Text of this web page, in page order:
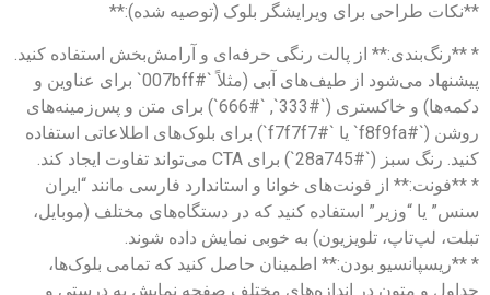
**نکات طراحی برای ویرایشگر بلوک (توصیه شده):**
* **رنگ‌بندی:** از پالت رنگی حرفه‌ای و آرامش‌بخش استفاده کنید.
پیشنهاد می‌شود از طیف‌های آبی (مثلاً `#007bff` برای عناوین و
دکمه‌ها) و خاکستری (`#333`, `#666`) برای متن و پس‌زمینه‌های
روشن (`#f8f9fa` یا `#f7f7f7`) برای بلوک‌های اطلاعاتی استفاده
کنید. رنگ سبز (`#28a745`) برای CTA می‌تواند تفاوت ایجاد کند.
* **فونت:** از فونت‌های خوانا و استاندارد فارسی مانند “ایران
سنس” یا “وزیر” استفاده کنید که در دستگاه‌های مختلف (موبایل،
تبلت، لپ‌تاپ، تلویزیون) به خوبی نمایش داده شوند.
* **ریسپانسیو بودن:** اطمینان حاصل کنید که تمامی بلوک‌ها،
جداول و متون در اندازه‌های مختلف صفحه نمایش به درستی و